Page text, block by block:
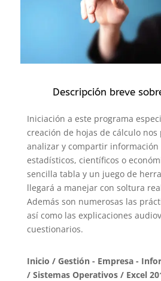
Descripción breve
Iniciación a este programa
creación de hojas de cálculo
analizar y compartir
estadísticos, científicos o
sencilla tabla y un juego de
llegará a manejar con soltura
Además son numerosas las
así como las explicaciones
cuestionarios.
Inicio / Gestión - Empresa -
/ Sistemas Operativos/ Excel